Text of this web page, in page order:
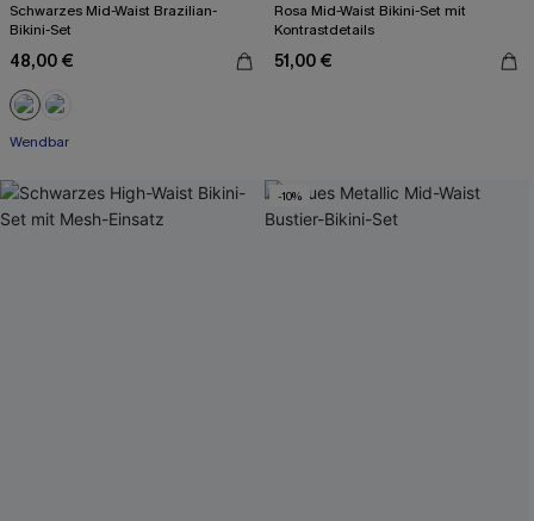
Schwarzes Mid-Waist Brazilian-
Bikini-Set
48,00 €
Wendbar
Rosa Mid-Waist Bikini-Set mit
Kontrastdetails
51,00 €
-10%